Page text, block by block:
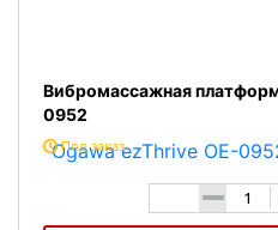
Вибромассажная
0952
Под заказ
-